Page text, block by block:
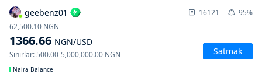
geebenz01 16121 95%
1366.66 NGN/USD
62,500.10 NGN
Sınırlar:500.00-5,000,000.00 NGN Satmak
Naira Balance